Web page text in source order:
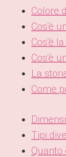
Colore
Cos'è
Cos'è
Cos'è
La
Come
Tipi
Quanto